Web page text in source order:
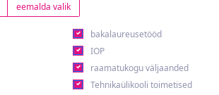
eemalda valik
bakalaureusetööd
IOP
raamatukogu väljaanded
Tehnikaülikooli toimetised